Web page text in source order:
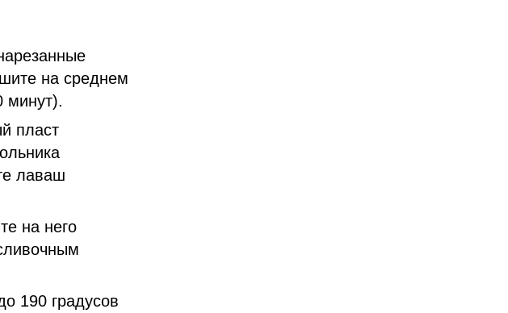
на среднем
минут).
пласт
лаваш
на него
190 градусов